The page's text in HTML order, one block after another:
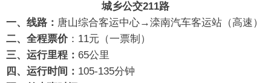
城乡公交211路
一、线路： 唐山综合客运中心→滦南汽车客运站（高速）
二、全程票价：11元（一票制）
三、运行里程： 65公里
四、运行时间： 105-135分钟